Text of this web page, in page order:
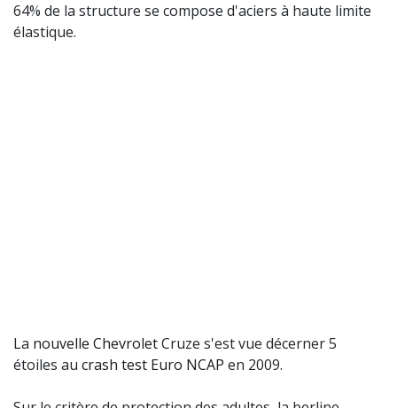
64% de la structure se compose d'aciers à haute limite
élastique.
La nouvelle ChevroletCruze s'est vue décerner 5
étoiles au crash test Euro NCAP en 2009.